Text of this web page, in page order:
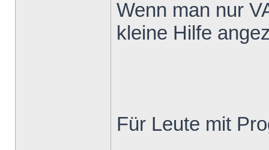
Wenn man nur
kleine Hilfe
Für Leute mit